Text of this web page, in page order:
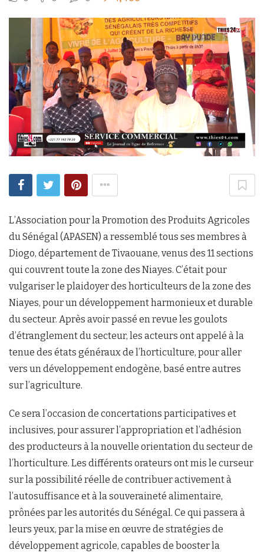
L’Association pour la Promotion des Produits Agricoles
du Sénégal (APASEN) a ressemblé tous ses membres à
Diogo, département de Tivaouane, venus des 11 sections
qui couvrent toute la zone des Niayes. C’était pour
vulgariser le plaidoyer des horticulteurs de la zone des
Niayes, pour un développement harmonieux et durable
du secteur. Après avoir passé en revue les goulots
d’étranglement du secteur, les acteurs ont appelé à la
tenue des états généraux de l’horticulture, pour aller
vers un développement endogène, basé entre autres
sur l’agriculture.
Ce sera l’occasion de concertations participatives et
inclusives, pour assurer l’appropriation et l’adhésion
des producteurs à la nouvelle orientation du secteur de
l’horticulture. Les différents orateurs ont mis le curseur
sur la possibilité réelle de contribuer activement à
l’autosuffisance et à la souveraineté alimentaire,
prônées par les autorités du Sénégal. Ce qui passera à
leurs yeux, par la mise en œuvre de stratégies de
développement agricole, capables de booster la